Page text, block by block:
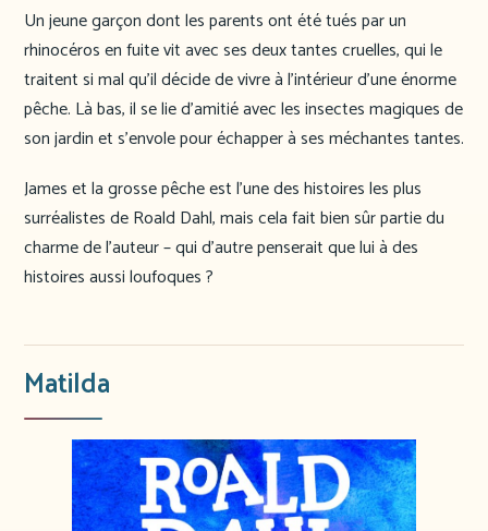
Un jeune garçon dont les parents ont été tués par un
rhinocéros en fuite vit avec ses deux tantes cruelles, qui le
traitent si mal qu’il décide de vivre à l’intérieur d’une énorme
pêche. Là bas, il se lie d’amitié avec les insectes magiques de
son jardin et s’envole pour échapper à ses méchantes tantes.
James et la grosse pêche est l’une des histoires les plus
surréalistes de Roald Dahl, mais cela fait bien sûr partie du
charme de l’auteur – qui d’autre penserait que lui à des
histoires aussi loufoques ?
Matilda